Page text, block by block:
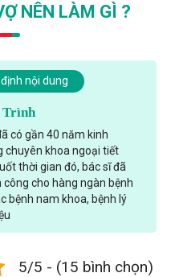
NÊN LÀM GÌ ?
nội dung
Trình
có gần 40 năm kinh
chuyên khoa ngoại tiết
thời gian đó, bác sĩ đã
cho hàng ngàn bệnh
bệnh nam khoa, bệnh lý
5/5 - (15 bình chọn)